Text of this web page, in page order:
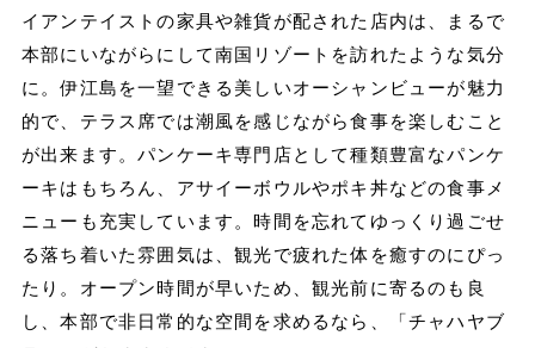
イアンテイストの家具や雑貨が配された店内は、まるで
本部にいながらにして南国リゾートを訪れたような気分
に。伊江島を一望できる美しいオーシャンビューが魅力
的で、テラス席では潮風を感じながら食事を楽しむこと
が出来ます。パンケーキ専門店として種類豊富なパンケ
ーキはもちろん、アサイーボウルやポキ丼などの食事メ
ニューも充実しています。時間を忘れてゆっくり過ごせ
る落ち着いた雰囲気は、観光で疲れた体を癒すのにぴっ
たり。オープン時間が早いため、観光前に寄るのも良
し、本部で非日常的な空間を求めるなら、「チャハヤブ